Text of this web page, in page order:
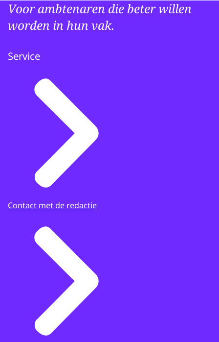
Voor ambtenaren die beter willen
worden in hun vak.
Service
Contact met de redactie